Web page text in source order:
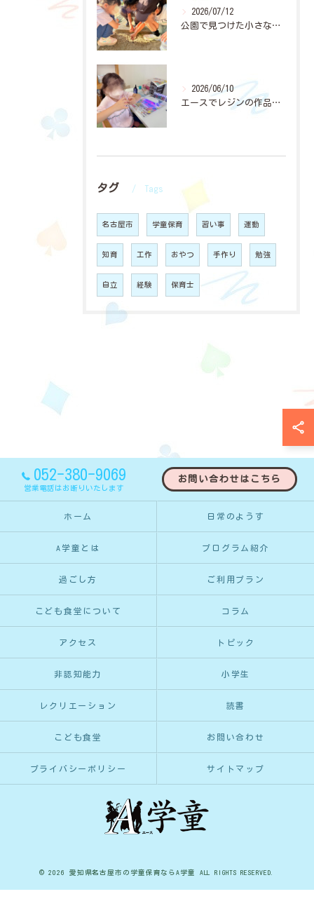
2026/07/12
公園で見つけた小さな穴。
2026/06/10
エースでレジンの作品作りに夢中になっている子どもたちが増えて...
タグ Tags
名古屋市 学童保育 習い事 運動
知育 工作 おやつ 手作り 勉強
自立 経験 保育士
052-380-9069
営業電話はお断りいたします
お問い合わせはこちら
ホーム 日常のようす
A学童とは プログラム紹介
過ごし方 ご利用プラン
こども食堂について コラム
アクセス トピック
非認知能力 小学生
レクリエーション 読書
こども食堂 お問い合わせ
プライバシーポリシー サイトマップ
© 2026 愛知県名古屋市の学童保育ならA学童 ALL RIGHTS RESERVED.